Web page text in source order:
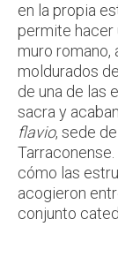
en la propia
permite hacer
muro romano,
moldurados
de una de las
sacra y
flavio, sede
cómo las
acogieron
conjunto